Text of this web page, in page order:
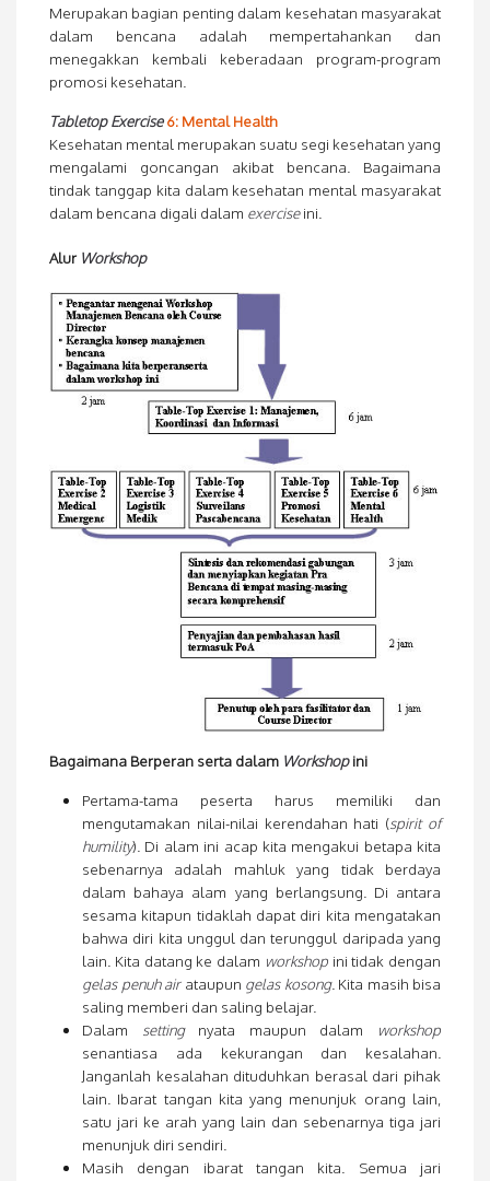
Merupakan bagian penting dalam kesehatan masyarakat
dalam bencana adalah mempertahankan dan
menegakkan kembali keberadaan program-program
promosi kesehatan.
Tabletop Exercise6: Mental Health
Kesehatan mental merupakan suatu segi kesehatan yang
mengalami goncangan akibat bencana. Bagaimana
tindak tanggap kita dalam kesehatan mental masyarakat
dalam bencana digali dalam exerciseini.
Alur Workshop
Bagaimana Berperan serta dalam Workshopini
Pertama-tama peserta harus memiliki dan
mengutamakan nilai-nilai kerendahan hati (spirit of
humility). Di alam ini acap kita mengakui betapa kita
sebenarnya adalah mahluk yang tidak berdaya
dalam bahaya alam yang berlangsung. Di antara
sesama kitapun tidaklah dapat diri kita mengatakan
bahwa diri kita unggul dan terunggul daripada yang
lain. Kita datang ke dalam workshopini tidak dengan
gelas penuh airataupun gelas kosong. Kita masih bisa
saling memberi dan saling belajar.
Dalam
settingnyata maupun dalam
workshop
senantiasa ada kekurangan dan kesalahan.
Janganlah kesalahan dituduhkan berasal dari pihak
lain. Ibarat tangan kita yang menunjuk orang lain,
satu jari ke arah yang lain dan sebenarnya tiga jari
menunjuk diri sendiri.
Masih dengan ibarat tangan kita. Semua jari